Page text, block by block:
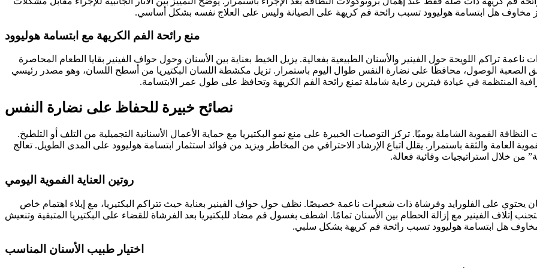
مخاوف هل ابتسامة هوليوود تسبب رائحة فم كريهة على الصيانة وليس على العلاج نفسه بشكل أساسي.
منع رائحة الفم الكريهة مع ابتسامة هوليوود
تراكم اللويحة حول الفينير والأسنان الطبيعية بفعالية. يزيل الخيط بعناية بين الأسنان وحول حواف الفينير بقايا الطعام المحاصرة
الصعبة الوصول، محافظًا على نضارة النفس طوال اليوم باستمرار. تزيل مكشطة اللسان البكتيريا من أسطح اللسان، وهو مصدر رئيسي
المنتظمة في عيادة فيترين رعاية شاملة تمنع رائحة الفم الكريهة وتحافظ على طول عمر الابتسامة.
نصائح خبيرة للحفاظ على نضارة النفس
الفموية الشاملة يوميًا. تركز التوصيات الخبيرة على منع نمو البكتيريا مع حماية الأعمال الأسنانية التجميلية من التلف أو التلطيخ.
العامة والثقة باستمرار. يقلل اتباع الإرشاد الاحترافي من المخاطر ويزيد من فوائد استثمار ابتسامة هوليوود على المدى الطويل. تعالج
من خلال استراتيجيات وقائية فعالة.
روتين العناية الفموية اليومي
على الفلورايد وفرشاة ذات شعيرات ناعمة خصيصًا. نظف حول حواف الفينير بعناية حيث تتراكم البكتيريا، مع إيلاء اهتمام خاص
الفينير مع إزالة الحطام بين الأسنان تمامًا. اشطف بغسول فم مضاد للبكتيريا بعد الفرشاة للقضاء على البكتيريا المتبقية وتنعيش
مخاوف هل ابتسامة هوليوود تسبب رائحة فم كريهة بشكل سلبي.
اختيار طبيب الأسنان المناسب